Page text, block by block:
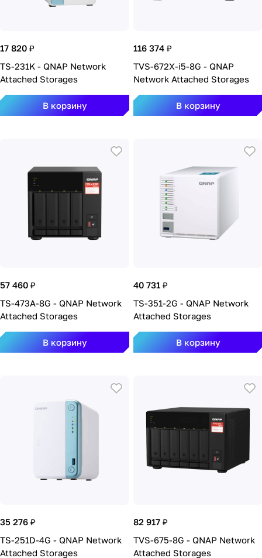
17 820 ₽
TS-231K - QNAP Network
Attached Storages
В корзину
116 374 ₽
TVS-672X-i5-8G - QNAP
Network Attached Storages
В корзину
57 460 ₽
TS-473A-8G - QNAP Network
Attached Storages
В корзину
40 731 ₽
TS-351-2G - QNAP Network
Attached Storages
В корзину
35 276 ₽
TS-251D-4G - QNAP Network
Attached Storages
82 917 ₽
TVS-675-8G - QNAP Network
Attached Storages